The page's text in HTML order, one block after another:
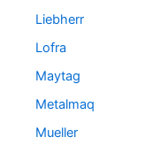
Liebherr
Lofra
Maytag
Metalmaq
Mueller